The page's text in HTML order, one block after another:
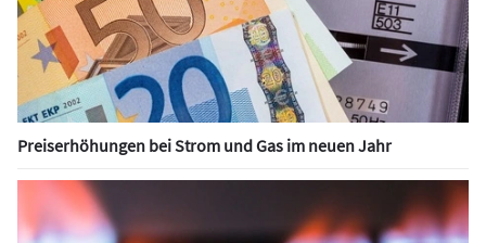
Preiserhöhungen bei Strom und Gas im neuen Jahr